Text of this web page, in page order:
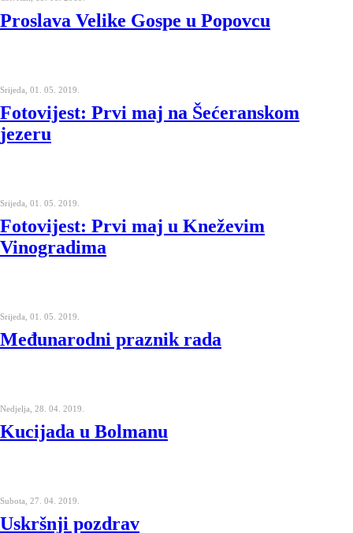
Proslava Velike Gospe u Popovcu
Srijeda, 01. 05. 2019.
Fotovijest: Prvi maj na Šećeranskom
jezeru
Srijeda, 01. 05. 2019.
Fotovijest: Prvi maj u Kneževim
Vinogradima
Srijeda, 01. 05. 2019.
Međunarodni praznik rada
Nedjelja, 28. 04. 2019.
Kucijada u Bolmanu
Subota, 27. 04. 2019.
Uskršnji pozdrav